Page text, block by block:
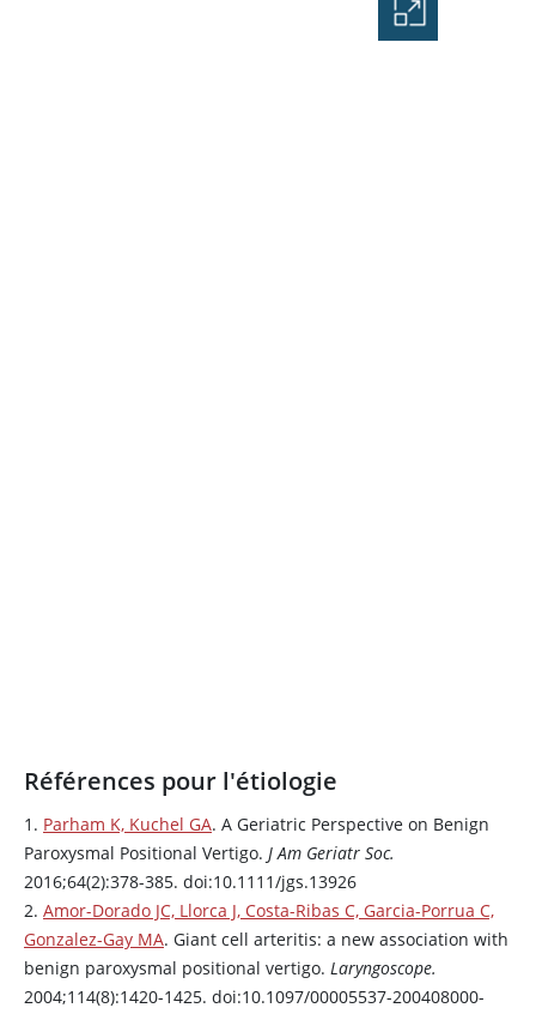
Références pour l'étiologie
1. Parham K, Kuchel GA. A Geriatric Perspective on Benign
Paroxysmal Positional Vertigo. J Am Geriatr Soc.
2016;64(2):378-385. doi:10.1111/jgs.13926
2. Amor-Dorado JC, Llorca J, Costa-Ribas C, Garcia-Porrua C,
Gonzalez-Gay MA. Giant cell arteritis: a new association with
benign paroxysmal positional vertigo. Laryngoscope.
2004;114(8):1420-1425. doi:10.1097/00005537-200408000-